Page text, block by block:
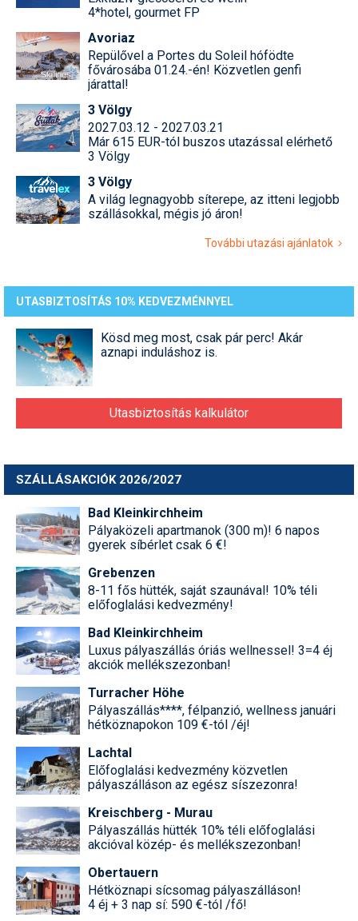
4*hotel, gourmet FP
Avoriaz
Repülővel a Portes du Soleil hófödte
fővárosába 01.24.-én! Közvetlen genfi
járattal!
3 Völgy
2027.03.12 - 2027.03.21
Már 615 EUR-tól buszos utazással elérhető
3 Völgy
3 Völgy
A világ legnagyobb síterepe, az itteni legjobb
szállásokkal, mégis jó áron!
További utazási ajánlatok
UTASBIZTOSÍTÁS 10% KEDVEZMÉNNYEL
Kösd meg most, csak pár perc! Akár
aznapi induláshoz is.
Utasbiztosítás kalkulátor
SZÁLLÁSAKCIÓK 2026/2027
Bad Kleinkirchheim
Pályaközeli apartmanok (300 m)! 6 napos
gyerek síbérlet csak 6 €!
Grebenzen
8-11 fős hütték, saját szaunával! 10% téli
előfoglalási kedvezmény!
Bad Kleinkirchheim
Luxus pályaszállás óriás wellnessel! 3=4 éj
akciók mellékszezonban!
Turracher Höhe
Pályaszállás****, félpanzió, wellness januári
hétköznapokon 109 €-tól /éj!
Lachtal
Előfoglalási kedvezmény közvetlen
pályaszálláson az egész síszezonra!
Kreischberg - Murau
Pályaszállás hütték 10% téli előfoglalási
akcióval közép- és mellékszezonban!
Obertauern
Hétköznapi sícsomag pályaszálláson!
4 éj + 3 nap sí: 590 €-tól /fő!